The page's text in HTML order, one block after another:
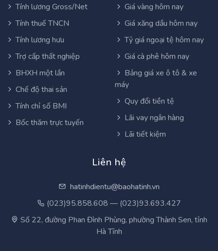
Tính lương Gross/Net
Tính thuế TNCN
Tính lương hưu
Trợ cấp thất nghiệp
BHXH một lần
Chế độ thai sản
Tính chỉ số BMI
Bốc thăm trực tuyến
Giá vàng hôm nay
Giá xăng dầu hôm nay
Tỷ giá ngoại tệ hôm nay
Giá cà phê hôm nay
Bảng giá xe ô tô & xe
máy
Quy đổi tiền tệ
Lãi vay ngân hàng
Lãi tiết kiệm
Liên hệ
hatinhdientu@baohatinh.vn
(023)95.858.608 — (023)93.693.427
Số 22, đường Phan Đình Phùng, phường Thành Sen, tỉnh
Hà Tĩnh